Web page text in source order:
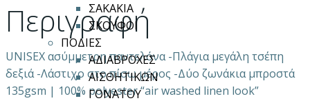
ΣΑΚΑΚΙΑ
ΣΚΟΥΦΟΙ
ΠΟΔΙΕΣ
ΑΔΙΑΒΡΟΧΕΣ
ΑΙΣΘΗΤΙΚΩΝ
ΓΟΝΑΤΟΥ
Περιγραφή
UNISEX ασύμμετρη παντελόνα -Πλάγια μεγάλη τσέπη
δεξιά -Λάστιχο στο πίσω μέρος -Δύο ζωνάκια μπροστά
135gsm | 100% polyester “air washed linen look”